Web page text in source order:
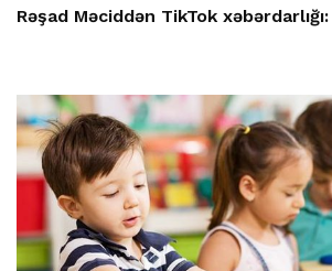
Rəşad Məciddən TikTok xəbərdarlığı: